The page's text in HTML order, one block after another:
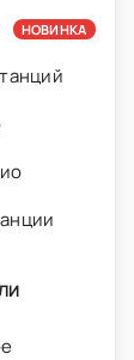
НОВИНКА